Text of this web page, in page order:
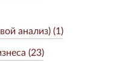
анализ) (1)
(23)